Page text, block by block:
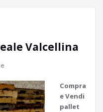
Valcellina
Compra
e Vendi
pallet